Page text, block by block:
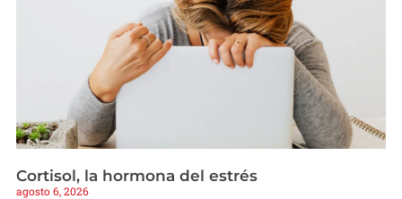
Cortisol, la hormona del estrés
agosto 6, 2026